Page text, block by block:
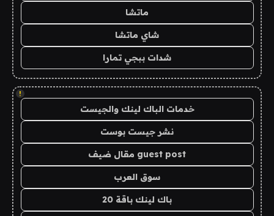
ماتشا
شاي ماتشا
شدات ببجي تمارا
!
خدمات الباك لينك والجيست
نشر جيست بوست
guest post مقال ضيف
سوق العرب
باك لينك باقة 20